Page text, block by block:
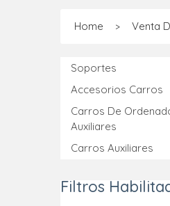
Home > Venta
Soportes
Accesorios Carros
Carros De
Auxiliares
Carros Auxiliares
Filtros